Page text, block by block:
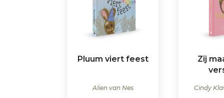
Pluum viert feest
Alien van Nes
Zij
Cindy